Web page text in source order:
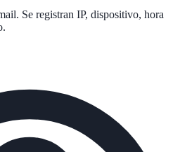
Se registran IP, dispositivo, hora